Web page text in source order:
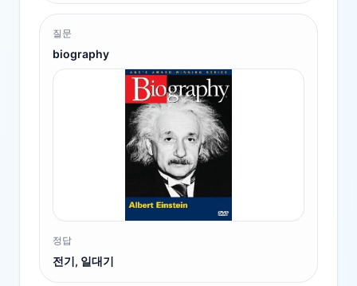
질문
biography
정답
전기, 일대기